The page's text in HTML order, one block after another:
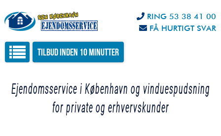
RING 53 38 41 00
FÅ HURTIGT SVAR
Tilbud inden 10 minutter
Ejendomsservice i København og vinduespudsning
for private og erhvervskunder